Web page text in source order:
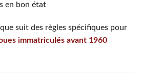
en bon état
suit des règles spécifiques pour
immatriculés avant 1960